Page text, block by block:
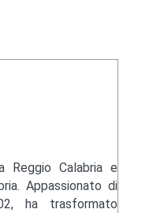
Calabria e
Appassionato di
ha trasformato